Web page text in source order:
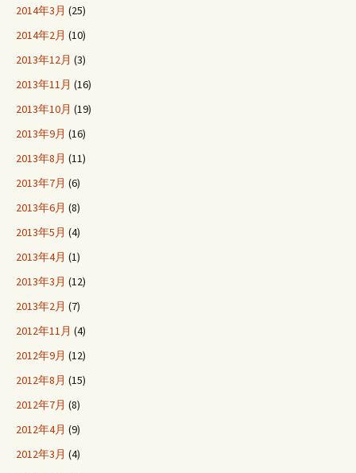
2014年3月 (25)
2014年2月 (10)
2013年12月 (3)
2013年11月 (16)
2013年10月 (19)
2013年9月 (16)
2013年8月 (11)
2013年7月 (6)
2013年6月 (8)
2013年5月 (4)
2013年4月 (1)
2013年3月 (12)
2013年2月 (7)
2012年11月 (4)
2012年9月 (12)
2012年8月 (15)
2012年7月 (8)
2012年4月 (9)
2012年3月 (4)